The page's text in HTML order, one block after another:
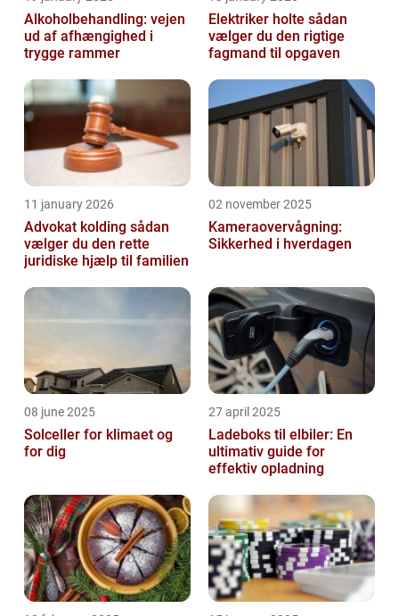
Alkoholbehandling: vejen
ud af afhængighed i
trygge rammer
Elektriker holte sådan
vælger du den rigtige
fagmand til opgaven
11 january 2026
Advokat kolding sådan
vælger du den rette
juridiske hjælp til familien
02 november 2025
Kameraovervågning:
Sikkerhed i hverdagen
08 june 2025
Solceller for klimaet og
for dig
27 april 2025
Ladeboks til elbiler: En
ultimativ guide for
effektiv opladning